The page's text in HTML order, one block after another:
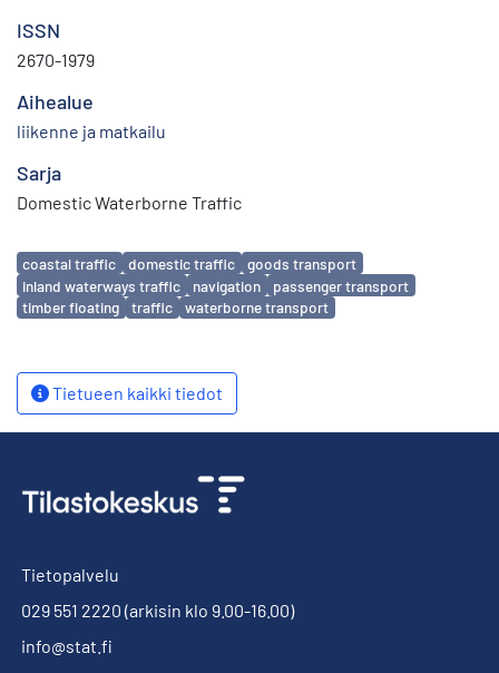
ISSN
2670-1979
Aihealue
liikenne ja matkailu
Sarja
Domestic Waterborne Traffic
Avainsanat
coastal traffic domestic traffic
goods transport
inland waterways traffic
navigation
passenger transport
timber floating
traffic waterborne transport
Tietueen kaikki tiedot
Tietopalvelu
029 551 2220 (arkisin klo 9.00-16.00)
info@stat.fi